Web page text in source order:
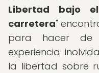
Libertad bajo
carretera"
para hacer de
experiencia
la libertad sobre